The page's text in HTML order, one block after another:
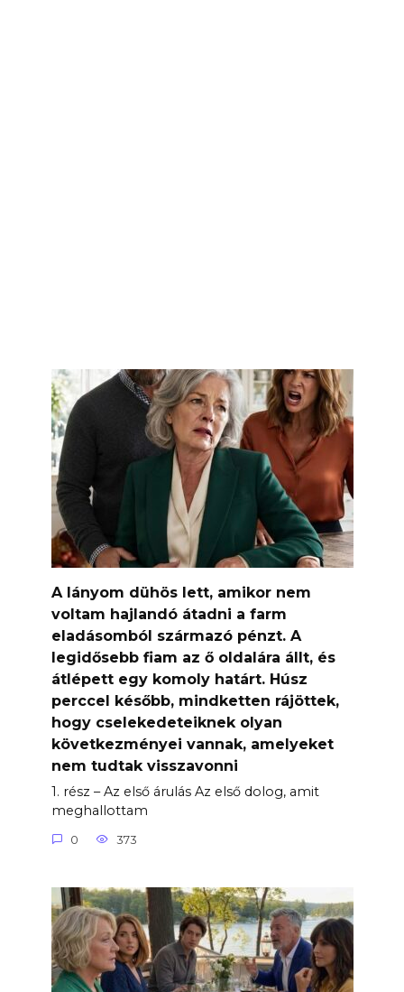
A lányom dühös lett, amikor nem
voltam hajlandó átadni a farm
eladásomból származó pénzt. A
legidősebb fiam az ő oldalára állt, és
átlépett egy komoly határt. Húsz
perccel később, mindketten rájöttek,
hogy cselekedeteiknek olyan
következményei vannak, amelyeket
nem tudtak visszavonni
1. rész – Az első árulás Az első dolog, amit
meghallottam
0 373